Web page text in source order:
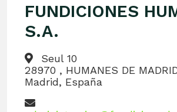
Asociaciones
Fundidores
FUNDICIONES
S.A.
Seul 10
28970 , HUMANES DE
Madrid, España